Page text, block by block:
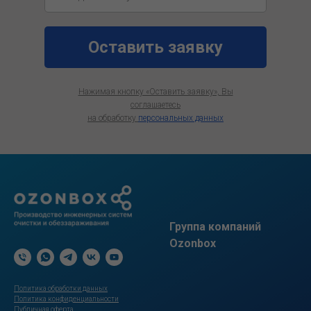
Оставить заявку
Нажимая кнопку «Оставить заявку», Вы
соглашаетесь
на обработку персональных данных
Политика обработки данных
Политика конфиденциальности
Публичная оферта
Группа компаний
Ozonbox